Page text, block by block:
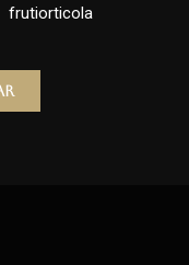
frutiorticola